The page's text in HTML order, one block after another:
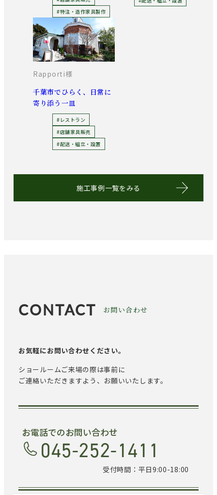
#特注・造作家具製作
Rapporti様
千葉市でひらく、日常に
寄り添う一皿
#レストラン
#店舗家具販売
#配送・組立・設置
施工事例一覧をみる
CONTACT お問い合わせ
お気軽にお問い合わせください。
ショールームご来場の際は事前に
ご連絡いただきますよう、お願いいたします。
お電話でのお問い合わせ
045-252-1411
受付時間：平日9:00-18:00